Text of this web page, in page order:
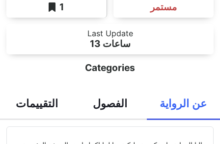
1 مستمر
Last Update
13 ساعات
Categories
عن الرواية الفصول التقييمات